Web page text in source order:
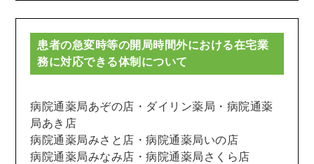
患者の急変時等の開局時間外における在宅業
務に対応できる体制について
病院通薬局あぞの店・ダイリン薬局・病院通薬
局あき店
病院通薬局みさと店・病院通薬局いの店
病院通薬局みなみ店・病院通薬局さくら店